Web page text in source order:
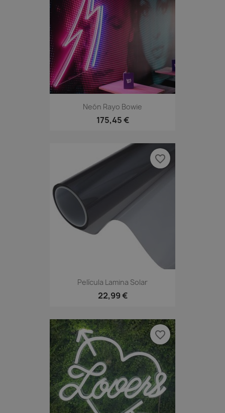
Neón Rayo Bowie
175,45 €
Película Lamina Solar
22,99 €
favorite_border
favorite_border